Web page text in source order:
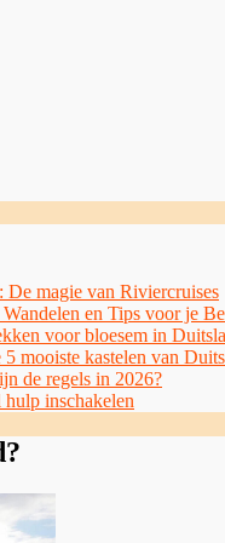
magie van Riviercruises
en Tips voor je
voor bloesem in
mooiste kastelen van
de regels in 2026?
inschakelen